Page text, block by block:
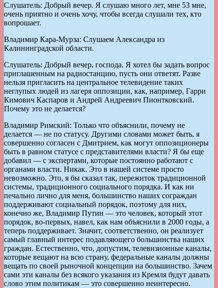
Слушатель: Добрый вечер. Я слушаю много лет, мне 53 мне,
очень приятно и очень хочу, чтобы всегда слушали тех, кто
вопрошает.
Владимир Кара-Мурза: Слушаем Александра из
Калининградской области.
Слушатель: Добрый вечер, господа. Я хотел бы задать вопрос
приглашенным на радиостанцию, пусть они ответят. Разве
нельзя пригласить на центральное телевидение таких
неглупых людей из лагеря оппозиции, как, например, Гарри
Кимович Каспаров и Андрей Андреевич Пионтковский.
Почему это не делается?
Владимир Римский: Только что объяснили, почему не
делается — не по статусу. Другими словами может быть, я
совершенно согласен с Дмитрием, как могут оппозиционеры
быть в равном статусе с представителями власти? Я бы еще
добавил — с экспертами, которые постоянно работают с
органами власти. Никак. Это в нашей системе просто
невозможно. Это, я бы сказал так, пережиток традиционной
системы, традиционного социального порядка. И как ни
печально лично для меня, большинство наших сограждан
поддерживают социальный порядок, поэтому для них,
конечно же, Владимир Путин — это человек, который этот
порядок, во-первых, навел, как нам объяснили в 2000 годы, а
теперь поддерживает. Значит, соответственно, он реализует
самый главный интерес подавляющего большинства наших
граждан. Естественно, что, допустим, телевизионные каналы,
которые вещают на всю страну, федеральные каналы должны
вещать по своей рыночной концепции на большинство. Зачем
сами эти каналы без всякого указания из Кремля будут давать
слово этим политикам — это совершенно неинтересно.